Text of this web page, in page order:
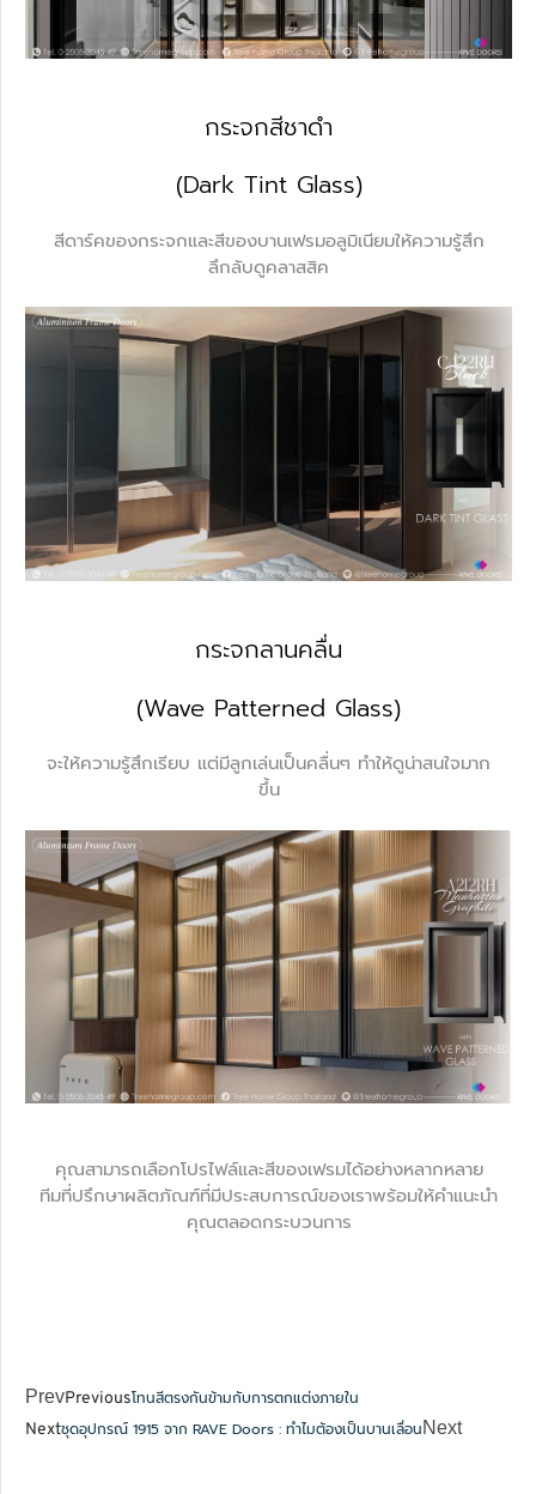
กระจกสีชาดำ
(Dark Tint Glass)
สีดาร์คของกระจกและสีของบานเฟรมอลูมิเนียมให้ความรู้สึก
ลึกลับดูคลาสสิค
กระจกลานคลื่น
(Wave Patterned Glass)
จะให้ความรู้สึกเรียบ แต่มีลูกเล่นเป็นคลื่นๆ ทำให้ดูน่าสนใจมาก
ขึ้น
คุณสามารถเลือกโปรไฟล์และสีของเฟรมได้อย่างหลากหลาย
ทีมที่ปรึกษาผลิตภัณฑ์ที่มีประสบการณ์ของเราพร้อมให้คำแนะนำ
คุณตลอดกระบวนการ
PrevPreviousโทนสีตรงกันข้ามกับการตกแต่งภายใน
Nextชุดอุปกรณ์ 1915 จาก RAVE Doors : ทำไมต้องเป็นบานเลื่อนNext